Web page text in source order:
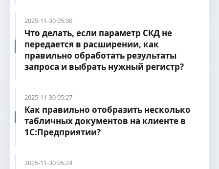
2025-11-30 05:30
Что делать, если параметр СКД не
передается в расширении, как
правильно обработать результаты
запроса и выбрать нужный регистр?
2025-11-30 05:27
Как правильно отобразить несколько
табличных документов на клиенте в
1С:Предприятии?
2025-11-30 05:24